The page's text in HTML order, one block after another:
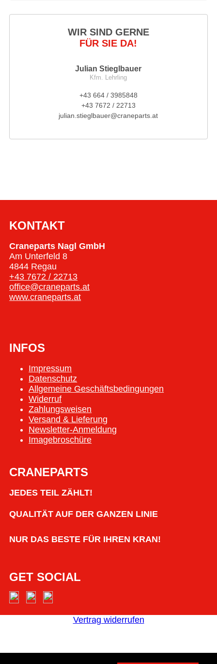
WIR SIND GERNE
FÜR SIE DA!
Julian Stieglbauer
Kfm. Lehrling
+43 664 / 3985848
+43 7672 / 22713
julian.stieglbauer@craneparts.at
KONTAKT
Craneparts Nagl GmbH
Am Unterfeld 8
4844 Regau
+43 7672 / 22713
office@craneparts.at
www.craneparts.at
INFOS
Impressum
Datenschutz
Allgemeine Geschäftsbedingungen
Widerruf
Zahlungsweisen
Versand & Lieferung
Newsletter-Anmeldung
Imagebroschüre
CRANEPARTS
JEDES TEIL ZÄHLT!
QUALITÄT AUF DER GANZEN LINIE
NUR DAS BESTE FÜR IHREN KRAN!
GET SOCIAL
Vertrag widerrufen